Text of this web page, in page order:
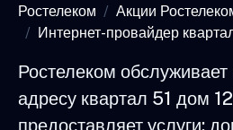
Ростелеком
Акции
Интернет-провайдер
Ростелеком
адресу квартал 51 дом
предоставляет услуги: